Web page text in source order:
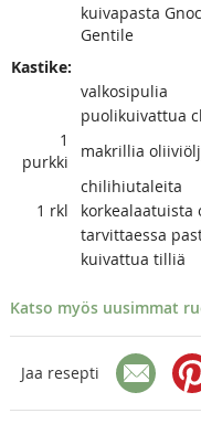
kuivapasta
Gentile
Kastike:
valkosipulia
puolikuivattua
1
purkki
makrillia
chilihiutaleita
1 rkl
korkealaatuista
tarvittaessa
kuivattua tilliä
Katso myös uusimmat
Jaa resepti